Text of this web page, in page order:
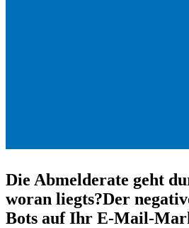
Die Abmelderate geht
woran liegts?Der
Bots auf Ihr E-Mail-